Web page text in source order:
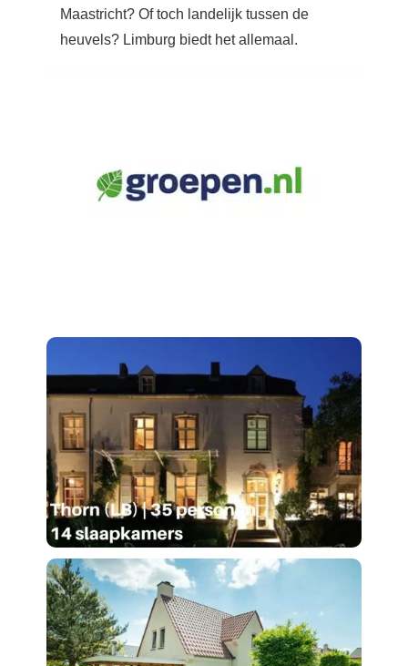
Maastricht? Of toch landelijk tussen de
heuvels? Limburg biedt het allemaal.